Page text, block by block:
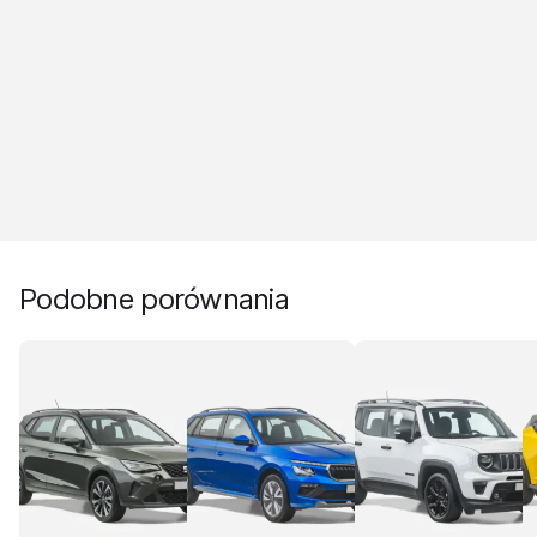
Podobne porównania